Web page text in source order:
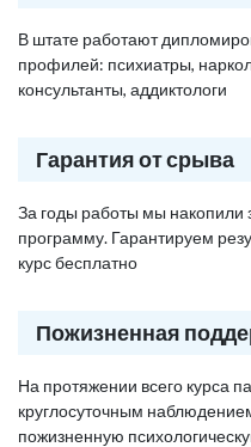
В штате работают
профилей: психиатры,
консультанты, аддиктологи
Гарантия от срыва
За годы работы мы накопили
программу. Гарантируем
курс бесплатно
Пожизненная
На протяжении всего курса
круглосуточным
пожизненную